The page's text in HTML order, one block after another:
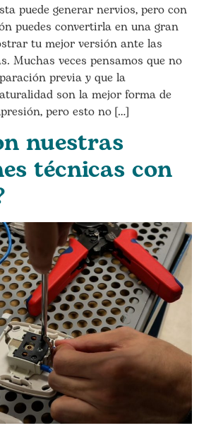
puede generar nervios, pero con
puedes convertirla en una gran
tu mejor versión ante las
Muchas veces pensamos que no
previa y que la
son la mejor forma de
pero esto no […]
nuestras
técnicas con